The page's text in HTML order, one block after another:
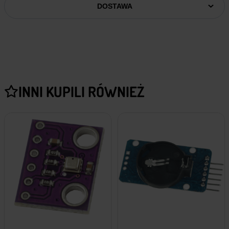
DOSTAWA
INNI KUPILI RÓWNIEŻ